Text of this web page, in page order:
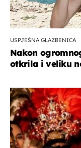
USPJEŠNA GLAZBENICA
Nakon
otkrila i veliku